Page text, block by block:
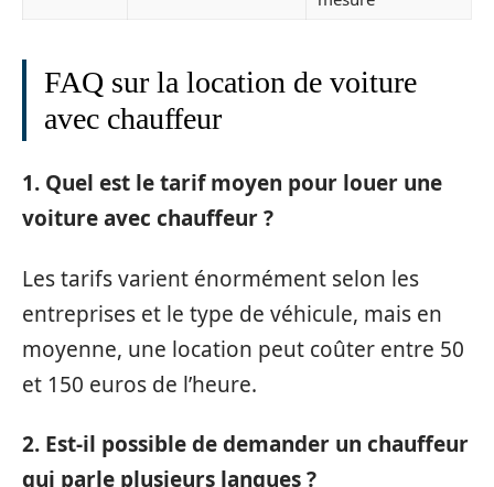
FAQ sur la location de voiture
avec chauffeur
1. Quel est le tarif moyen pour louer une
voiture avec chauffeur ?
Les tarifs varient énormément selon les
entreprises et le type de véhicule, mais en
moyenne, une location peut coûter entre 50
et 150 euros de l’heure.
2. Est-il possible de demander un chauffeur
qui parle plusieurs langues ?